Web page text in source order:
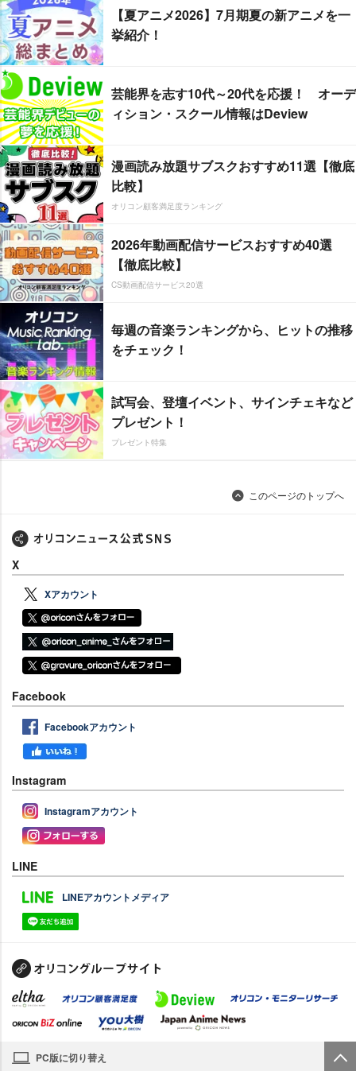
【夏アニメ2026】7月期夏の新アニメを一
挙紹介！
芸能界を志す10代～20代を応援！ オーデ
ィション・スクール情報はDeview
漫画読み放題サブスクおすすめ11選【徹底
比較】
オリコン顧客満足度ランキング
2026年動画配信サービスおすすめ40選
【徹底比較】
CS動画配信サービス20選
毎週の音楽ランキングから、ヒットの推移
をチェック！
試写会、登壇イベント、サインチェキなど
プレゼント！
プレゼント特集
このページのトップへ
X
Xアカウント
Facebook
Facebookアカウント
Instagram
Instagramアカウント
LINE
LINEアカウントメディア
PC版に切り替え